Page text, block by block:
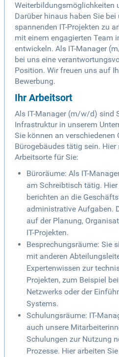
Weiterbildungsmöglichkeiten
Darüber hinaus haben Sie bei
spannenden IT-Projekten zu
mit einem engagierten Team
entwickeln. Als IT-Manager
bei uns eine
Position. Wir freuen uns auf
Bewerbung.
Ihr Arbeitsort
Als IT-Manager (m/w/d) sind
Infrastruktur in unserem
Sie können an verschiedenen
Bürogebäudes tätig sein.
Arbeitsorte für Sie:
Büroräume: Als IT-
am Schreibtisch tätig.
berichten an die
administrative Aufgaben.
auf der Planung,
IT-Projekten.
Besprechungsräume: Sie
mit anderen
Expertenwissen zur
Projekten, zum Beispiel
Netzwerks oder der
Systems.
Schulungsräume: IT-
auch unsere
Schulungen zur Nutzung
Prozesse. Hier arbeiten